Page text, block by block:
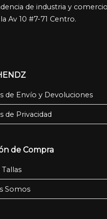
de industria y
Av 10 #7-71 Centro.
de Envío y Devoluciones
de Privacidad
de Compra
Tallas
Somos